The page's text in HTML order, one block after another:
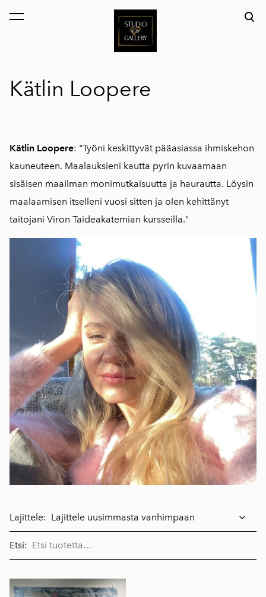
on lisätty ostoskoriin. Katso ostoskoria
Kätlin Loopere
Kätlin Loopere: "Työni keskittyvät pääasiassa ihmiskehon
kauneuteen. Maalauksieni kautta pyrin kuvaamaan
sisäisen maailman monimutkaisuutta ja haurautta. Löysin
maalaamisen itselleni vuosi sitten ja olen kehittänyt
taitojani Viron Taideakatemian kursseilla."
Lajittele:
Etsi: